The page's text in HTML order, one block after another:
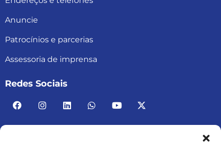
Anuncie
Patrocínios e parcerias
Assessoria de imprensa
Redes Sociais